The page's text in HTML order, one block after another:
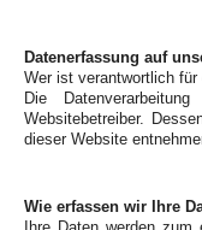
Datenerfassung auf
Wer ist verantwortlich
Die
Websitebetreiber.
dieser Website
Wie erfassen wir Ihre